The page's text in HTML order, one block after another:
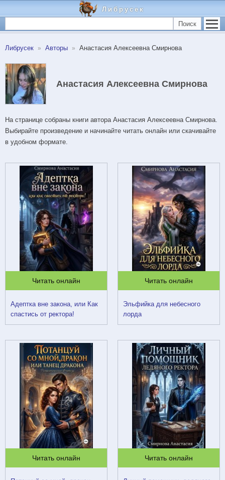
Либрусек
Поиск
Либрусек Авторы Анастасия Алексеевна Смирнова
Анастасия Алексеевна Смирнова
На странице собраны книги автора Анастасия Алексеевна Смирнова.
Выбирайте произведение и начинайте читать онлайн или скачивайте
в удобном формате.
Читать онлайн
Адептка вне закона, или Как
спастись от ректора!
Читать онлайн
Эльфийка для небесного
лорда
Читать онлайн Читать онлайн